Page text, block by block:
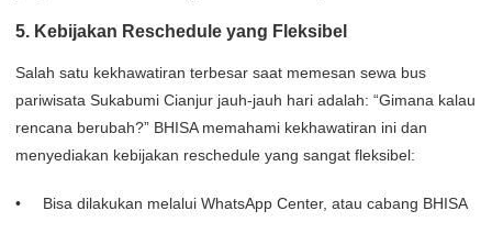
5. Kebijakan Reschedule yang Fleksibel
Salah satu kekhawatiran terbesar saat memesan sewa bus
pariwisata Sukabumi Cianjur jauh-jauh hari adalah: “Gimana kalau
rencana berubah?” BHISA memahami kekhawatiran ini dan
menyediakan kebijakan reschedule yang sangat fleksibel:
Bisa dilakukan melalui WhatsApp Center, atau cabang BHISA